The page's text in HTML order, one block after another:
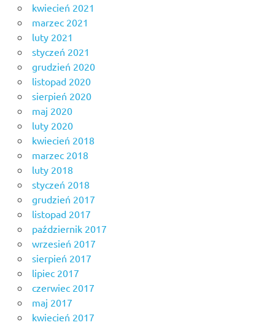
kwiecień 2021
marzec 2021
luty 2021
styczeń 2021
grudzień 2020
listopad 2020
sierpień 2020
maj 2020
luty 2020
kwiecień 2018
marzec 2018
luty 2018
styczeń 2018
grudzień 2017
listopad 2017
październik 2017
wrzesień 2017
sierpień 2017
lipiec 2017
czerwiec 2017
maj 2017
kwiecień 2017